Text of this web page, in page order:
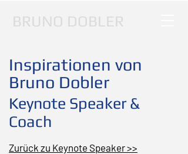
BRUNO DOBLER
Inspirationen von
Bruno Dobler
Keynote Speaker &
Coach
Zurück zu Keynote Speaker >>